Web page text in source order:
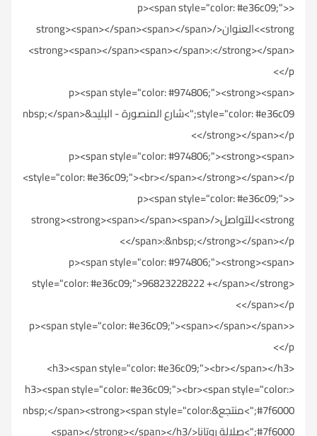
<p><span style="color: #e36c09;">
<strong>العنوان</strong><span></span><span></span>
<strong><span></span><span></span>:</strong></span>
</p>
<p><span style="color: #974806;"><strong><span
style="color: #e36c09;">شارع المنصورة - البليد&nbsp;</span>
</strong></span></p>
<p><span style="color: #974806;"><strong><span
style="color: #e36c09;"><br></span></strong></span></p>
<p><span style="color: #e36c09;">
<strong>للتواصل</strong><strong><span></span><span>
</span>:&nbsp;</strong></span></p>
<p><span style="color: #974806;"><strong><span
style="color: #e36c09;">96823228222 +</span></strong>
</span></p>
<p><span style="color: #e36c09;"><span></span></span>
</p>
<h3><span style="color: #e36c09;"><br></span></h3>
<h3><span style="color: #e36c09;"><br><span style="color:
#7f6000;">منتجع&nbsp;</span><strong><span style="color:
#7f6000;">صلالة روتانا</span></strong></span></h3>